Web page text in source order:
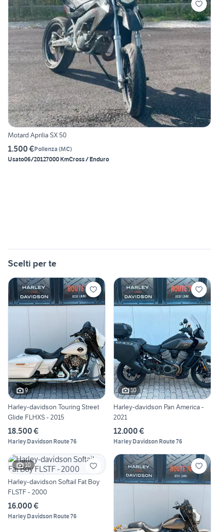
Motard Aprilia SX 50
1.500 €Pollenza (MC)
Usato06/20127000 KmCross / Enduro
Scelti per te
9
Harley-davidson Touring Street
Glide FLHXS - 2015
18.500 €
Harley Davidson Route 76
10
Harley-davidson Pan America -
2021
12.000 €
Harley Davidson Route 76
10
Harley-davidson Softail Fat Boy
FLSTF - 2000
16.000 €
Harley Davidson Route 76